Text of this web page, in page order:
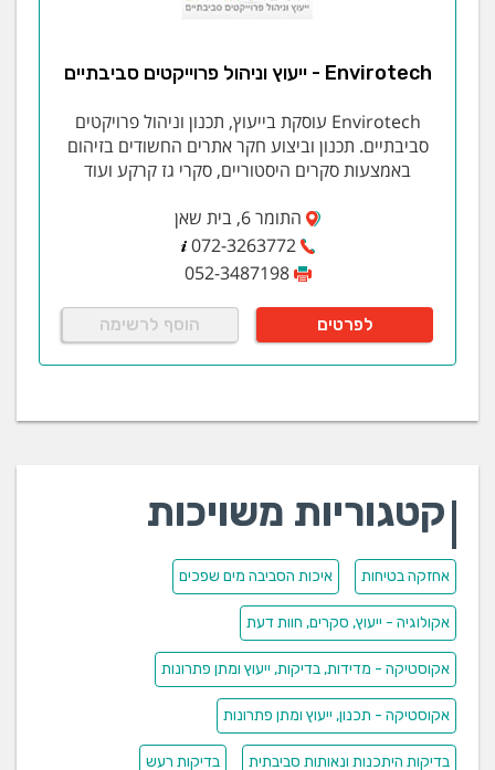
Envirotech - ייעוץ וניהול פרוייקטים סביבתיים
Envirotech עוסקת בייעוץ, תכנון וניהול פרויקטים
סביבתיים. תכנון וביצוע חקר אתרים החשודים בזיהום
באמצעות סקרים היסטוריים, סקרי גז קרקע ועוד
התומר 6, בית שאן
072-3263772
052-3487198
לפרטים הוסף לרשימה
קטגוריות משויכות
אחזקה בטיחות איכות הסביבה מים שפכים
אקולוגיה - ייעוץ, סקרים, חוות דעת
אקוסטיקה - מדידות, בדיקות, ייעוץ ומתן פתרונות
אקוסטיקה - תכנון, ייעוץ ומתן פתרונות
בדיקות היתכנות ונאותות סביבתית בדיקות רעש